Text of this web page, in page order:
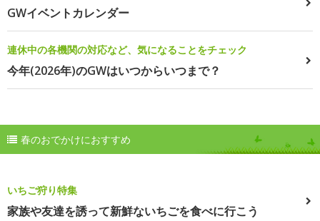
GWイベントカレンダー
連休中の各機関の対応など、気になることをチェック
今年(2026年)のGWはいつからいつまで？
春のおでかけにおすすめ
いちご狩り特集
家族や友達を誘って新鮮ないちごを食べに行こう